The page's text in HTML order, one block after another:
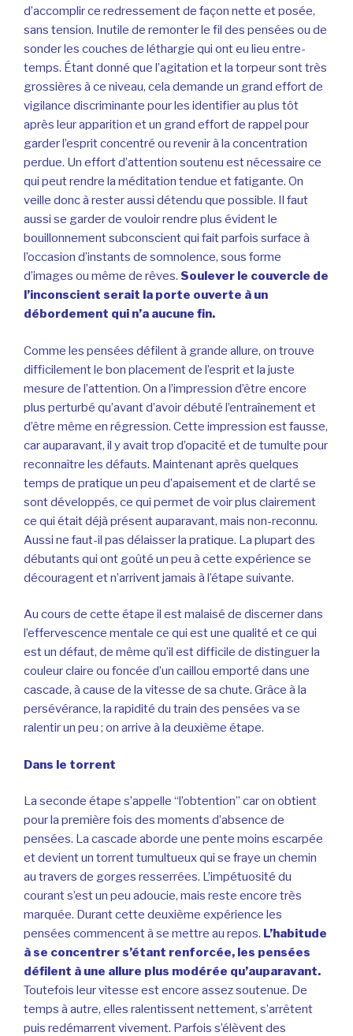
d’accomplir ce redressement de façon nette et posée,
sans tension. Inutile de remonter le fil des pensées ou de
sonder les couches de léthargie qui ont eu lieu entre-
temps. Étant donné que l’agitation et la torpeur sont très
grossières à ce niveau, cela demande un grand effort de
vigilance discriminante pour les identifier au plus tôt
après leur apparition et un grand effort de rappel pour
garder l’esprit concentré ou revenir à la concentration
perdue. Un effort d’attention soutenu est nécessaire ce
qui peut rendre la méditation tendue et fatigante. On
veille donc à rester aussi détendu que possible. Il faut
aussi se garder de vouloir rendre plus évident le
bouillonnement subconscient qui fait parfois surface à
l’occasion d’instants de somnolence, sous forme
d’images ou même de rêves. Soulever le couvercle de
l’inconscient serait la porte ouverte à un
débordement qui n’a aucune fin.
Comme les pensées défilent à grande allure, on trouve
difficilement le bon placement de l’esprit et la juste
mesure de l’attention. On a l’impression d’être encore
plus perturbé qu’avant d’avoir débuté l’entraînement et
d’être même en régression. Cette impression est fausse,
car auparavant, il y avait trop d’opacité et de tumulte pour
reconnaître les défauts. Maintenant après quelques
temps de pratique un peu d’apaisement et de clarté se
sont développés, ce qui permet de voir plus clairement
ce qui était déjà présent auparavant, mais non-reconnu.
Aussi ne faut-il pas délaisser la pratique. La plupart des
débutants qui ont goûté un peu à cette expérience se
découragent et n’arrivent jamais à l’étape suivante.
Au cours de cette étape il est malaisé de discerner dans
l’effervescence mentale ce qui est une qualité et ce qui
est un défaut, de même qu’il est difficile de distinguer la
couleur claire ou foncée d’un caillou emporté dans une
cascade, à cause de la vitesse de sa chute. Grâce à la
persévérance, la rapidité du train des pensées va se
ralentir un peu ; on arrive à la deuxième étape.
Dans le torrent
La seconde étape s’appelle “l’obtention” car on obtient
pour la première fois des moments d’absence de
pensées. La cascade aborde une pente moins escarpée
et devient un torrent tumultueux qui se fraye un chemin
au travers de gorges resserrées. L’impétuosité du
courant s’est un peu adoucie, mais reste encore très
marquée. Durant cette deuxième expérience les
pensées commencent à se mettre au repos. L’habitude
à se concentrer s’étant renforcée, les pensées
défilent à une allure plus modérée qu’auparavant.
Toutefois leur vitesse est encore assez soutenue. De
temps à autre, elles ralentissent nettement, s’arrêtent
puis redémarrent vivement. Parfois s’élèvent des